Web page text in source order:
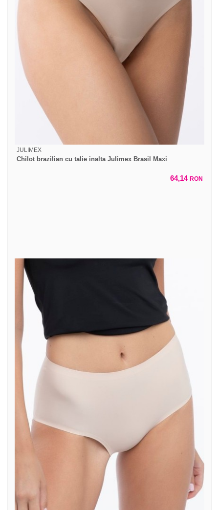
JULIMEX
Chilot brazilian cu talie inalta Julimex Brasil Maxi
64,14 RON